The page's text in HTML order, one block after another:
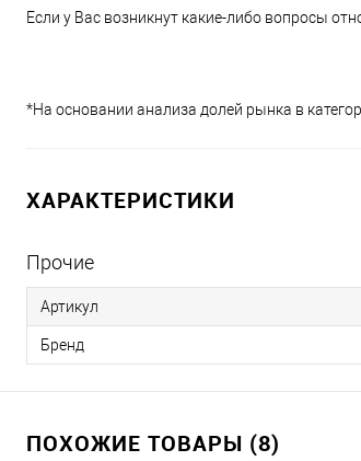
Если у Вас возникнут какие-либо вопросы
*На основании анализа долей рынка в
ХАРАКТЕРИСТИКИ
Прочие
Артикул
Бренд
ПОХОЖИЕ ТОВАРЫ (8)